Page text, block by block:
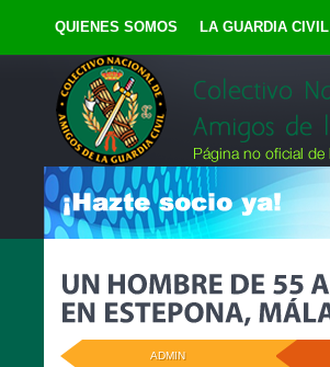
QUIENES SOMOS LA GUARDIA CIVIL
ADMIN